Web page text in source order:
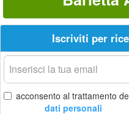
Iscriviti per
La
tua
email
acconsento al trattamento
dati personali